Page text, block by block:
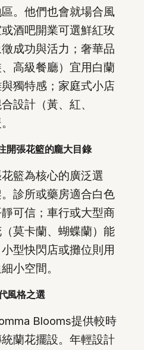
。他們也會就場合風
酒吧開業可選鮮紅玫
成功與活力；奢華品
高級餐廳）宜用白蘭
獨特感；家庭式小店
設計（黃、紅、
張花籃的龐大目錄
籃為核心的廣泛選
診所或藥房適合白色
可信；車行或大型商
莫卡蘭、蝴蝶蘭）能
型快閃店或攤位則用
小空間。
風格之選
Blooms提供較時
蘭花擺設。年輕設計